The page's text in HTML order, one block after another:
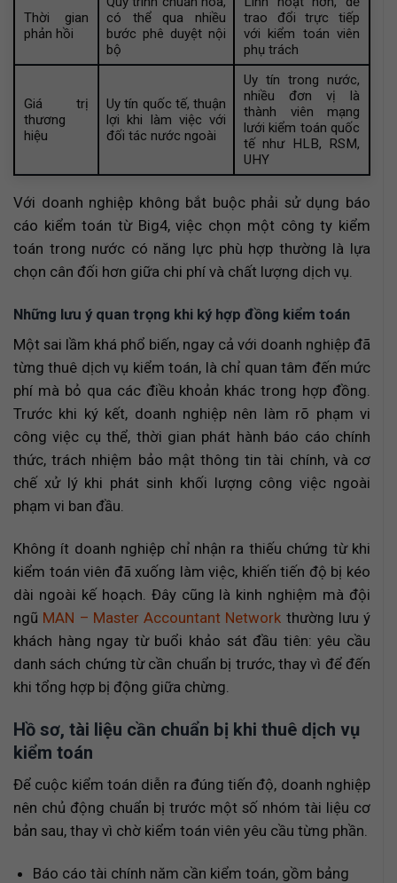
Thời gian
phản hồi
có thể qua nhiều
bước phê duyệt nội
bộ
trao đổi trực tiếp
với kiểm toán viên
phụ trách
Giá trị
thương
hiệu
Uy tín quốc tế, thuận
lợi khi làm việc với
đối tác nước ngoài
Uy tín trong nước,
nhiều đơn vị là
thành viên mạng
lưới kiểm toán quốc
tế như HLB, RSM,
UHY
Với doanh nghiệp không bắt buộc phải sử dụng báo
cáo kiểm toán từ Big4, việc chọn một công ty kiểm
toán trong nước có năng lực phù hợp thường là lựa
chọn cân đối hơn giữa chi phí và chất lượng dịch vụ.
Những lưu ý quan trọng khi ký hợp đồng kiểm toán
Một sai lầm khá phổ biến, ngay cả với doanh nghiệp đã
từng thuê dịch vụ kiểm toán, là chỉ quan tâm đến mức
phí mà bỏ qua các điều khoản khác trong hợp đồng.
Trước khi ký kết, doanh nghiệp nên làm rõ phạm vi
công việc cụ thể, thời gian phát hành báo cáo chính
thức, trách nhiệm bảo mật thông tin tài chính, và cơ
chế xử lý khi phát sinh khối lượng công việc ngoài
phạm vi ban đầu.
Không ít doanh nghiệp chỉ nhận ra thiếu chứng từ khi
kiểm toán viên đã xuống làm việc, khiến tiến độ bị kéo
dài ngoài kế hoạch. Đây cũng là kinh nghiệm mà đội
ngũ MAN – Master Accountant Network thường lưu ý
khách hàng ngay từ buổi khảo sát đầu tiên: yêu cầu
danh sách chứng từ cần chuẩn bị trước, thay vì để đến
khi tổng hợp bị động giữa chừng.
Hồ sơ, tài liệu cần chuẩn bị khi thuê dịch vụ
kiểm toán
Để cuộc kiểm toán diễn ra đúng tiến độ, doanh nghiệp
nên chủ động chuẩn bị trước một số nhóm tài liệu cơ
bản sau, thay vì chờ kiểm toán viên yêu cầu từng phần.
Báo cáo tài chính năm cần kiểm toán, gồm bảng